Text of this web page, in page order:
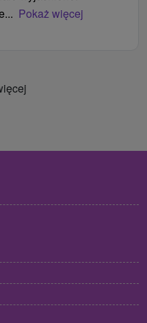
Pokaż więcej